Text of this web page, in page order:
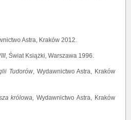
Astra, Kraków 2012.
, Świat Książki, Warszawa 1996.
Tudorów, Wydawnictwo Astra, Kraków
królowa, Wydawnictwo Astra, Kraków